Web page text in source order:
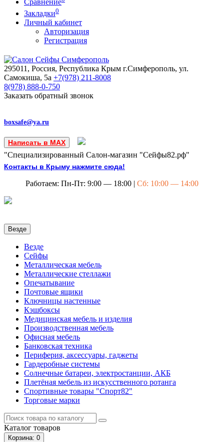
Сравнение
Закладки0
Личный кабинет
Авторизация
Регистрация
295011, Россия, Республика Крым г.Симферополь, ул.
Самокиша, 5а +7(978) 211-8008
8(978) 888-0-750
Заказать обратный звонок
boxsafe@ya.ru
Написать в MAX
"Специализированный Салон-магазин "Сейфы82.рф"
Контакты в Крыму нажмите сюда!
Работаем: Пн-Пт: 9:00 — 18:00 | Сб: 10:00 — 14:00
Везде
Везде
Сейфы
Металлическая мебель
Металлические стеллажи
Опечатывание
Почтовые ящики
Ключницы настенные
Кэшбоксы
Медицинская мебель и изделия
Производственная мебель
Офисная мебель
Банковская техника
Периферия, аксессуары, гаджеты
Гардеробные системы
Солнечные батареи, электростанции, АКБ
Плетёная мебель из искусственного ротанга
Спортивные товары "Спорт82"
Торговые марки
Каталог товаров
Корзина: 0